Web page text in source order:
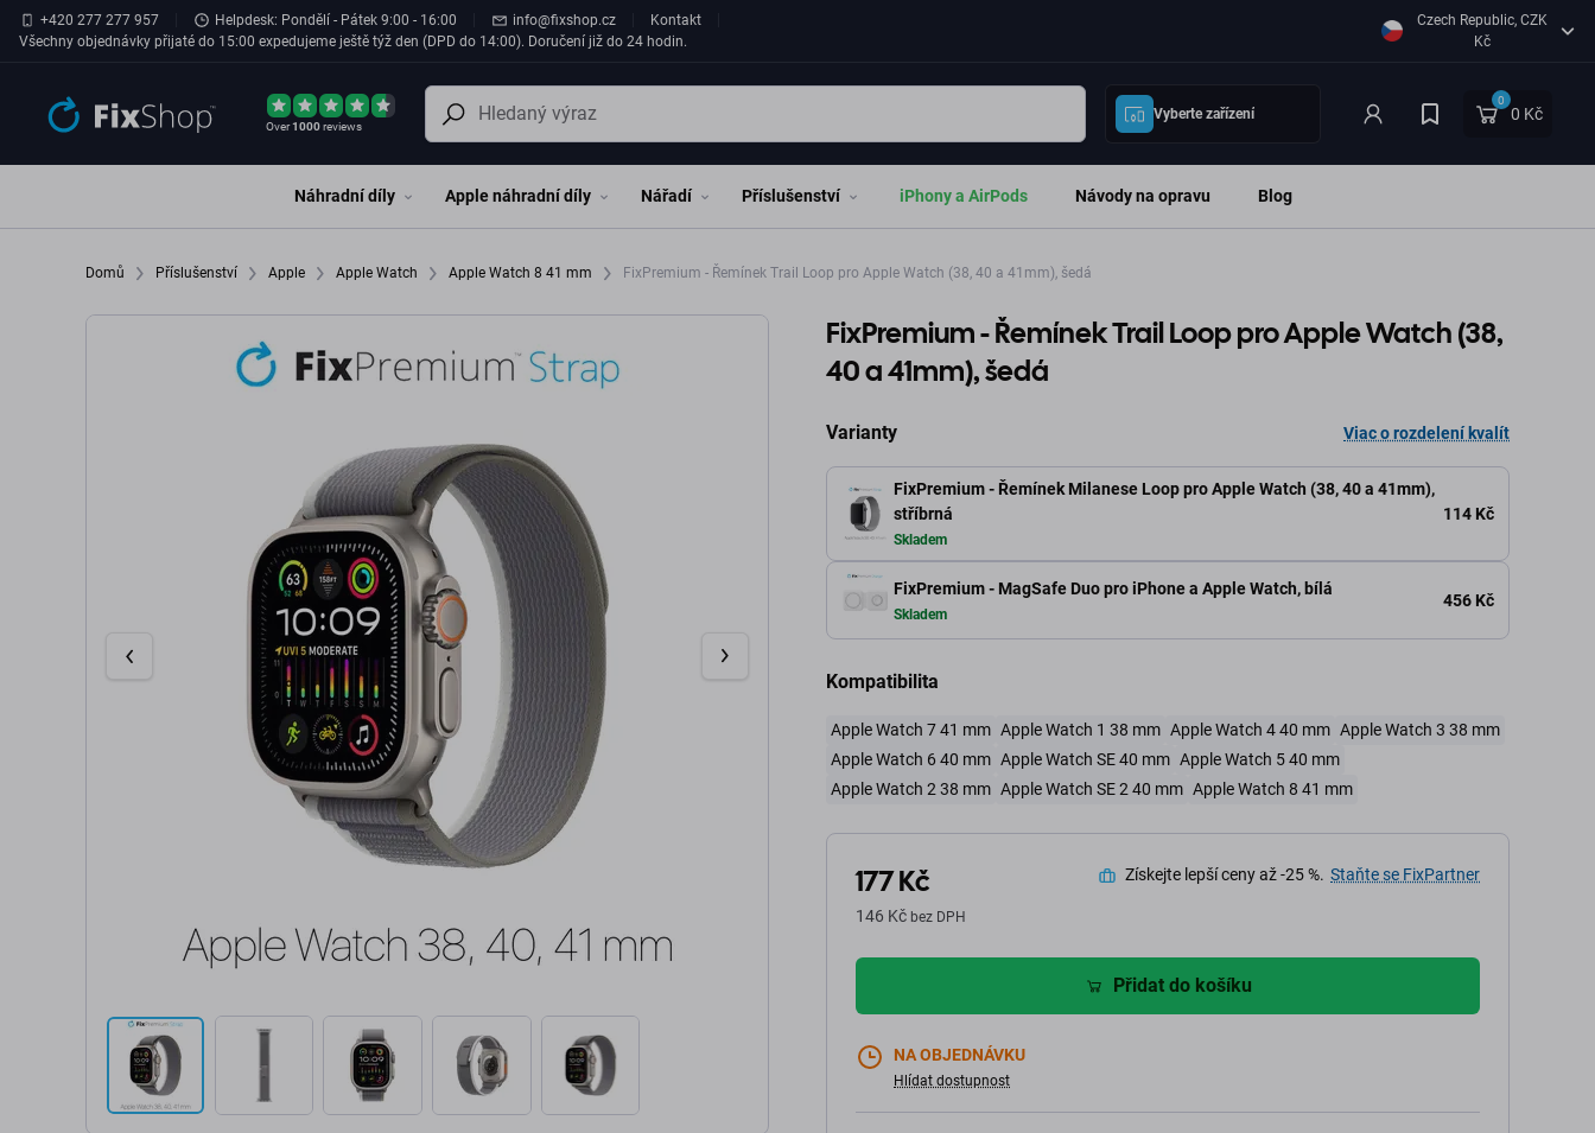
Přeskočit na hlavní obsah
+420 277 277 957 Helpdesk: Pondělí - Pátek 9:00 - 16:00 info@fixshop.cz
Kontakt
Všechny objednávky přijaté do 15:00 expedujeme ještě týž den (DPD do 14:00). Doručení již do 24 hodin.
Czech Republic, CZK
Kč
Over1000reviews
Vyberte zařízení
0
0 Kč
Náhradní díly Apple náhradní díly Nářadí Příslušenství iPhony a AirPods Návody na opravu Blog
Domů Příslušenství Apple Apple Watch Apple Watch 8 41 mm FixPremium - Řemínek Trail Loop pro Apple Watch (38, 40 a 41mm), šedá
FixPremium - Řemínek Trail Loop pro Apple Watch (38,
40 a 41mm), šedá
Varianty Viac o rozdelení kvalít
FixPremium - Řemínek Milanese Loop pro Apple Watch (38, 40 a 41mm),
stříbrná
Skladem
114 Kč
FixPremium - MagSafe Duo pro iPhone a Apple Watch, bílá
Skladem
456 Kč
Kompatibilita
Apple Watch 7 41 mm Apple Watch 1 38 mm Apple Watch 4 40 mm Apple Watch 3 38 mm
Apple Watch 6 40 mm Apple Watch SE 40 mm Apple Watch 5 40 mm
Apple Watch 2 38 mm Apple Watch SE 2 40 mm Apple Watch 8 41 mm
177 Kč
146 Kč bez DPH
Získejte lepší ceny až -25 %. Staňte se FixPartner
Přidat do košíku
NA OBJEDNÁVKU
Hlídat dostupnost